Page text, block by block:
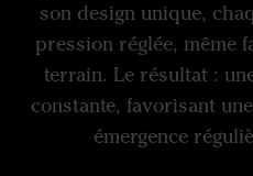
son design unique,
pression réglée, même
terrain. Le résultat :
constante, favorisant
émergence